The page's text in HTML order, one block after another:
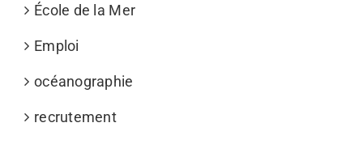
École de la Mer
Emploi
océanographie
recrutement